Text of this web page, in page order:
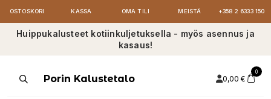
OSTOSKORI KASSA OMA TILI MEISTÄ +358 2 6333 150
Huippukalusteet kotiinkuljetuksella - myös asennus ja
kasaus!
ProductsPorin Kalustetalo 0,00 €
0